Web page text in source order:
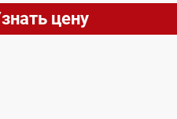
цену